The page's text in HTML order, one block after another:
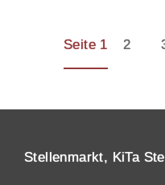
Seite 1 2
Stellenmarkt, KiTa